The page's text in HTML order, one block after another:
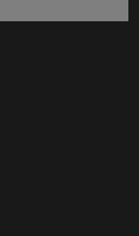
nueva ventana)
nueva ventana)